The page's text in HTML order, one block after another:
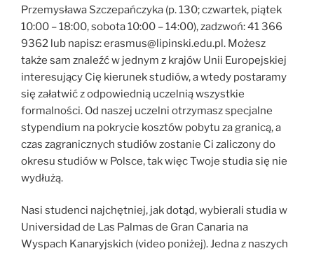
Przemysława Szczepańczyka (p. 130; czwartek, piątek
10:00 – 18:00, sobota 10:00 – 14:00), zadzwoń: 41 366
9362 lub napisz: erasmus@lipinski.edu.pl. Możesz
także sam znaleźć w jednym z krajów Unii Europejskiej
interesujący Cię kierunek studiów, a wtedy postaramy
się załatwić z odpowiednią uczelnią wszystkie
formalności. Od naszej uczelni otrzymasz specjalne
stypendium na pokrycie kosztów pobytu za granicą, a
czas zagranicznych studiów zostanie Ci zaliczony do
okresu studiów w Polsce, tak więc Twoje studia się nie
wydłużą.
Nasi studenci najchętniej, jak dotąd, wybierali studia w
Universidad de Las Palmas de Gran Canaria na
Wyspach Kanaryjskich (video poniżej). Jedna z naszych